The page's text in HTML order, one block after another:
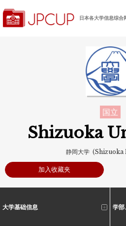
日本各大学信息综合
国立
Shizuoka
静岡大学 (Shizuoka
加入收藏夹
大学基础信息 学部